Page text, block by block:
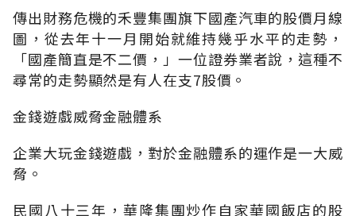
傳出財務危機的禾豐集團旗下國產汽車的股價月線
圖，從去年十一月開始就維持幾乎水平的走勢，
「國產簡直是不二價，」一位證券業者說，這種不
尋常的走勢顯然是有人在支7股價。
金錢遊戲威脅金融體系
企業大玩金錢遊戲，對於金融體系的運作是一大威
脅。
民國八十三年，華隆集團炒作自家華國飯店的股